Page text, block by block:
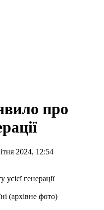
про
2024, 12:54
(архівне фото)